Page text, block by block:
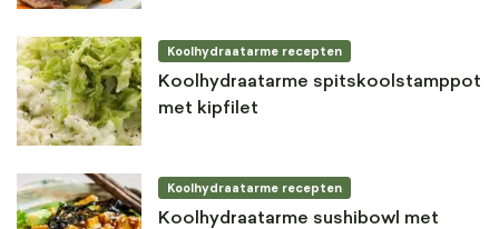
Koolhydraatarme recepten
Koolhydraatarme spitskoolstamppot
met kipfilet
Koolhydraatarme recepten
Koolhydraatarme sushibowl met